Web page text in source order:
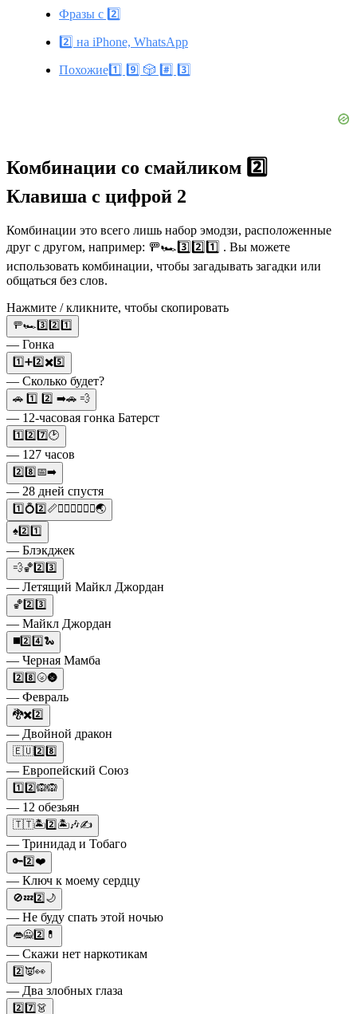
Фразы с 2️⃣
2️⃣ на iPhone, WhatsApp
Похожие1️⃣ 9️⃣ 🎲 #️⃣ 3️⃣
Комбинации со смайликом 2️⃣
Клавиша с цифрой 2
Комбинации это всего лишь набор эмодзи, расположенные
друг с другом, например: 🚥🏎️3️⃣2️⃣1️⃣ . Вы можете
использовать комбинации, чтобы загадывать загадки или
общаться без слов.
Нажмите / кликните, чтобы скопировать
🚥🏎️3️⃣2️⃣1️⃣
— Гонка
1️⃣➕2️⃣✖️5️⃣
— Сколько будет?
🚗 1️⃣ 2️⃣ ➡️🚗 💨
— 12-часовая гонка Батерст
1️⃣2️⃣7️⃣🕑
— 127 часов
2️⃣8️⃣📅➡️
— 28 дней спустя
1️⃣💍2️⃣📏🧝🏼‍♀️🧙🏼‍♀️🌏
♠2️⃣1️⃣
— Блэкджек
💨🏀2️⃣3️⃣
— Летящий Майкл Джордан
🏀2️⃣3️⃣
— Майкл Джордан
◼️2️⃣4️⃣🐍
— Черная Мамба
2️⃣8️⃣🌝🌚
— Февраль
🐉✖️2️⃣
— Двойной дракон
🇪🇺2️⃣8️⃣
— Европейский Союз
1️⃣2️⃣🙉🙉
— 12 обезьян
🇹🇹🏝️2️⃣🏝️🎶✍️
— Тринидад и Тобаго
🔑2️⃣❤️
— Ключ к моему сердцу
🚫💤2️⃣🌙
— Не буду спать этой ночью
👄🙅2️⃣💊
— Скажи нет наркотикам
2️⃣👿👀
— Два злобных глаза
2️⃣7️⃣👗